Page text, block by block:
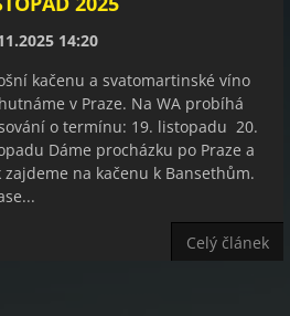
14:20
kačenu a svatomartinské víno
v Praze. Na WA probíhá
o termínu: 19. listopadu 20.
Dáme procházku po Praze a
zajdeme na kačenu k Bansethům.
Celý článek